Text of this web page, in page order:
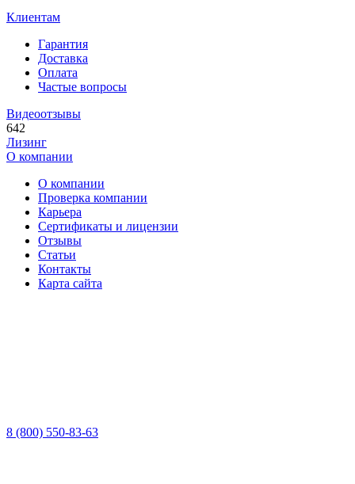
Клиентам
Гарантия
Доставка
Оплата
Частые вопросы
Видеоотзывы
642
Лизинг
О компании
О компании
Проверка компании
Карьера
Сертификаты и лицензии
Отзывы
Статьи
Контакты
Карта сайта
8 (800) 550-83-63